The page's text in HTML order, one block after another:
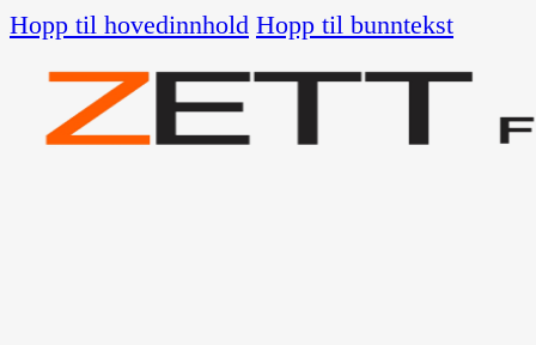
Hopp til hovedinnhold Hopp til bunntekst